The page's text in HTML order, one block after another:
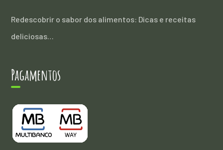
Redescobrir o sabor dos alimentos: Dicas e receitas
deliciosas…
Pagamentos